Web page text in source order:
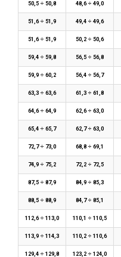
50,5 ÷ 50,8 48,6 ÷ 49,0
51,6 ÷ 51,9 49,4 ÷ 49,6
51,6 ÷ 51,9 50,2 ÷ 50,6
59,4 ÷ 59,8 56,5 ÷ 56,8
59,9 ÷ 60,2 56,4 ÷ 56,7
63,3 ÷ 63,6 61,3 ÷ 61,8
64,6 ÷ 64,9 62,6 ÷ 63,0
65,4 ÷ 65,7 62,7 ÷ 63,0
72,7 ÷ 73,0 68,8 ÷ 69,1
74,9 ÷ 75,2 72,2 ÷ 72,5
87,5 ÷ 87,9 84,9 ÷ 85,3
88,5 ÷ 88,9 84,7 ÷ 85,1
112,6 ÷ 113,0 110,1 ÷ 110,5
113,9 ÷ 114,3 110,2 ÷ 110,6
129,4 ÷ 129,8 123,2 ÷ 124,0